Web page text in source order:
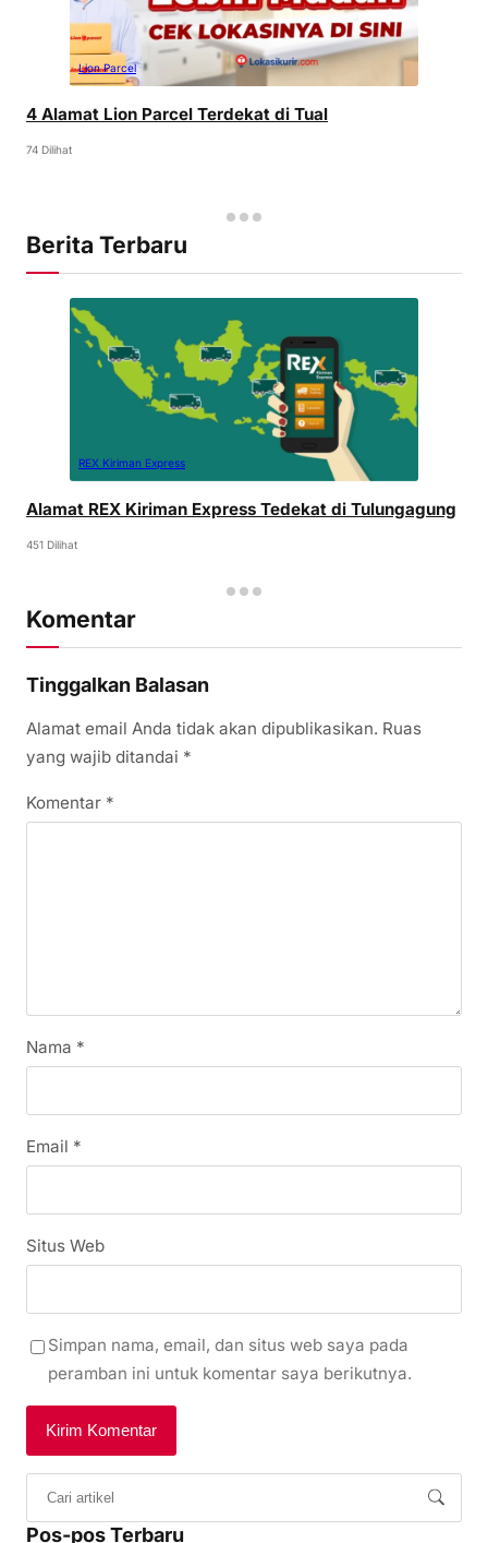
Lion Parcel
4 Alamat Lion Parcel Terdekat di Tual
74 Dilihat
Berita Terbaru
REX Kiriman Express
Alamat REX Kiriman Express Tedekat di Tulungagung
451 Dilihat
Komentar
Tinggalkan Balasan
Alamat email Anda tidak akan dipublikasikan. Ruas
yang wajib ditandai *
Komentar *
Nama *
Email *
Situs Web
Simpan nama, email, dan situs web saya pada
peramban ini untuk komentar saya berikutnya.
Pos-pos Terbaru